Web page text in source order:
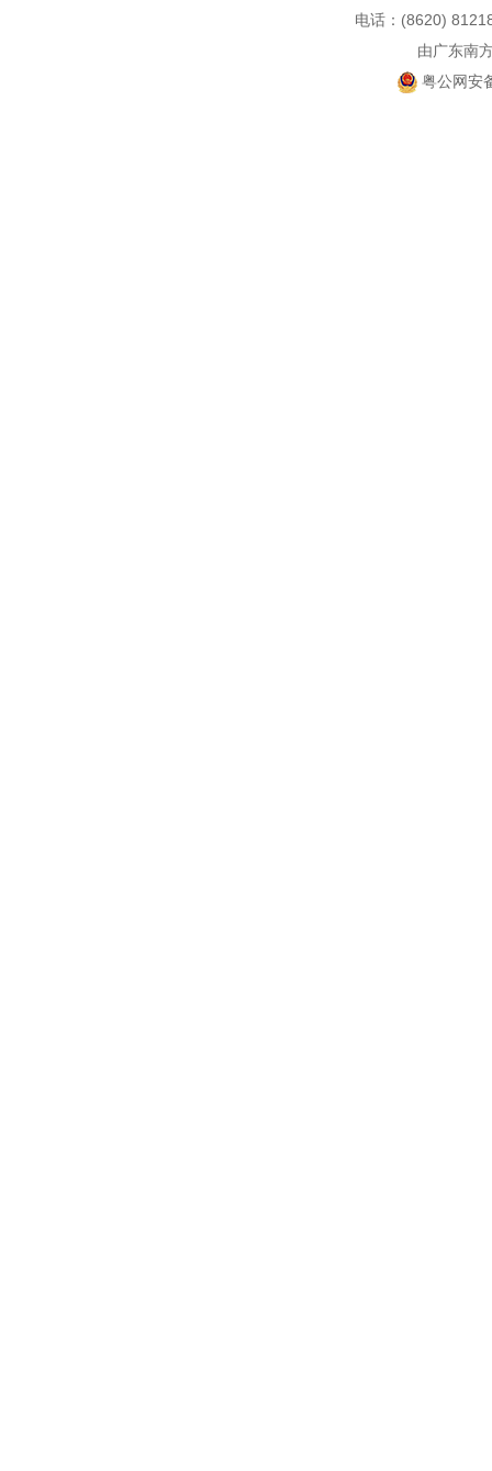
电话：(8620)
由广东南
粤公网安